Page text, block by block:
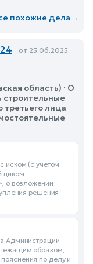
похожие дела→
от 25.06.2025
область) · О
строительные
третьего лица
иском (с учетом
о возложении
решения
Администрации
образом,
по делу и